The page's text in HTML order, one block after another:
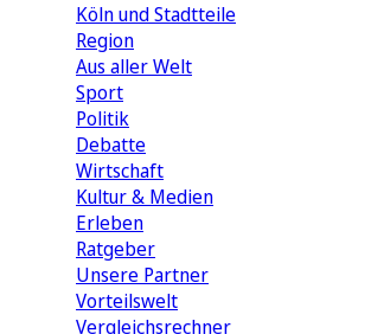
Köln und Stadtteile
Region
Aus aller Welt
Sport
Politik
Debatte
Wirtschaft
Kultur & Medien
Erleben
Ratgeber
Unsere Partner
Vorteilswelt
Vergleichsrechner